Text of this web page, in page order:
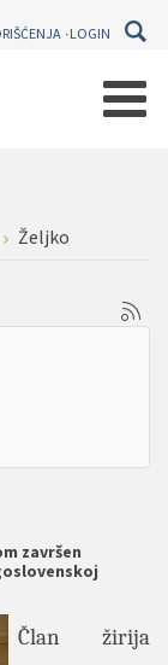
LOGIN
Željko
završen
Član žirija